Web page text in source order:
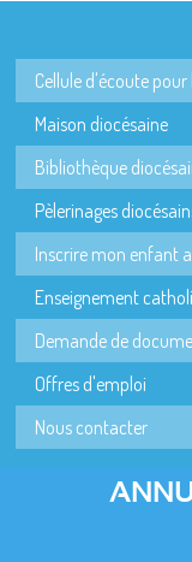
Cellule d'écoute
Maison diocésaine
Bibliothèque
Pèlerinages
Inscrire mon enfant
Enseignement
Demande de
Offres d'emploi
Nous contacter